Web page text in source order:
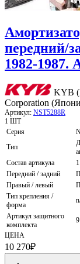
передний/
1982-1987.
KYB
Corporation
Артикул: NST5288R
1 ШТ
Серия
Тип
Состав артикула
Передний / задний
Правый / левый
Тип крепления /
форма
Артикул защитного
комплекта
ЦЕНА
10 270₽